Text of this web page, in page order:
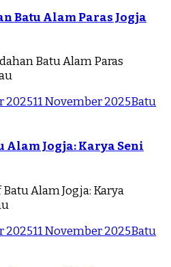
Batu Alam Paras Jogja
202511 November 2025Batu
Alam Jogja: Karya Seni
202511 November 2025Batu